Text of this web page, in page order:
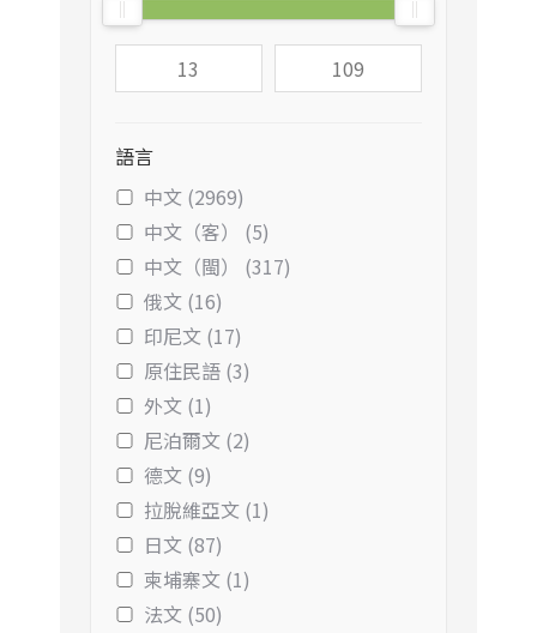
語言
中文 (2969)
中文（客） (5)
中文（閩） (317)
俄文 (16)
印尼文 (17)
原住民語 (3)
外文 (1)
尼泊爾文 (2)
德文 (9)
拉脫維亞文 (1)
日文 (87)
柬埔寨文 (1)
法文 (50)